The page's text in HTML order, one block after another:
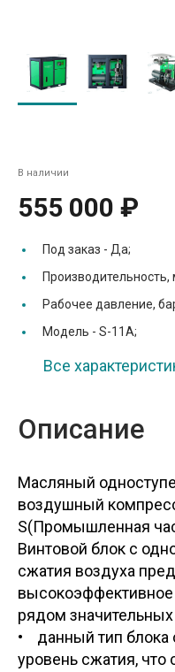
В наличии
555 000 ₽
Под заказ - Да;
Рабочее давление,
Модель - S-11A;
Все
Описание
Масляный
воздушный
S(Промышленная
Винтовой блок с
сжатия воздуха
рядом
• данный тип блока
уровень сжатия, что